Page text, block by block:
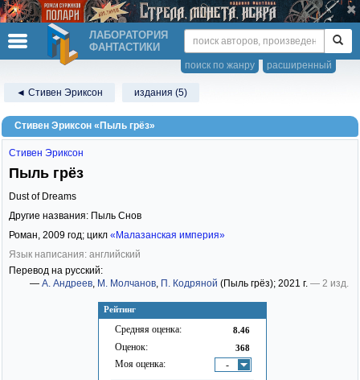
ЛАБОРАТОРИЯ
ФАНТАСТИКИ
расширенный
поиск по жанру
◄ Стивен Эриксон издания (5)
Стивен Эриксон «Пыль грёз»
Рейтинг
Средняя оценка: 8.46
Оценок: 368
Моя оценка: -
Стивен Эриксон
Пыль грёз
Dust of Dreams
Другие названия: Пыль Снов
Роман, 2009 год; цикл «Малазанская империя»
Язык написания: английский
Перевод на русский:
— А. Андреев, М. Молчанов, П. Кодряной (Пыль грёз); 2021 г. — 2 изд.